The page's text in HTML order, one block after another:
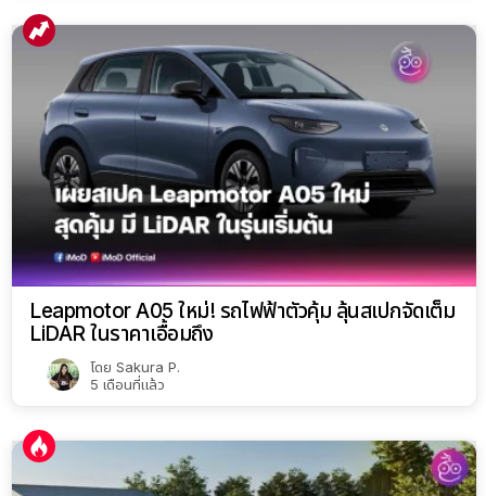
Leapmotor A05 ใหม่! รถไฟฟ้าตัวคุ้ม ลุ้นสเปกจัดเต็ม
LiDAR ในราคาเอื้อมถึง
โดย Sakura P.
5 เดือนที่แล้ว